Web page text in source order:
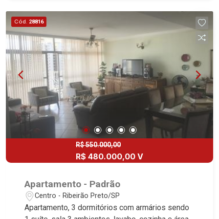
Cód. 28816
R$ 550.000,00
R$ 480.000,00 V
Apartamento - Padrão
Centro - Ribeirão Preto/SP
Apartamento, 3 dormitórios com armários sendo